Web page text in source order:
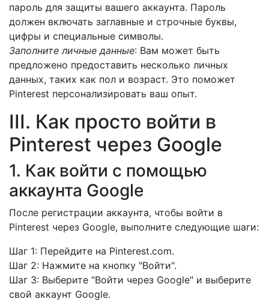
пароль для защиты вашего аккаунта. Пароль
должен включать заглавные и строчные буквы,
цифры и специальные символы.
Заполните личные данные: Вам может быть
предложено предоставить несколько личных
данных, таких как пол и возраст. Это поможет
Pinterest персонализировать ваш опыт.
III. Как просто войти в
Pinterest через Google
1. Как войти с помощью
аккаунта Google
После регистрации аккаунта, чтобы войти в
Pinterest через Google, выполните следующие шаги:
Шаг 1: Перейдите на Pinterest.com.
Шаг 2: Нажмите на кнопку "Войти".
Шаг 3: Выберите "Войти через Google" и выберите
свой аккаунт Google.